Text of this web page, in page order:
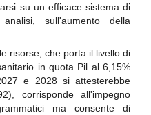
su un efficace sistema di
sull'aumento della
risorse, che porta il livello di
in quota Pil al 6,15%
e 2028 si attesterebbe
corrisponde all'impegno
ma consente di